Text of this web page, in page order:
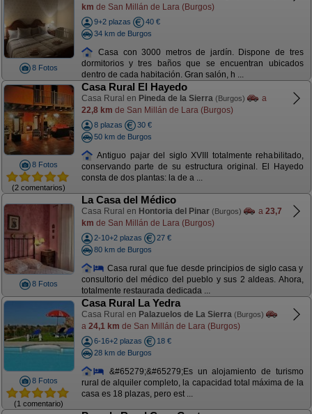
8 Fotos
km de San Millán de Lara (Burgos)
9+2 plazas
40 €
34 km de Burgos
Casa con 3000 metros de jardín. Dispone de tres
dormitorios y tres baños que se encuentran ubicados
dentro de cada habitación. Gran salón, h ...
8 Fotos
(2 comentarios)
Casa Rural El Hayedo
Casa Rural en Pineda de la Sierra (Burgos)
a
22,8 km de San Millán de Lara (Burgos)
8 plazas
30 €
50 km de Burgos
Antiguo pajar del siglo XVIII totalmente rehabilitado,
conservando parte de su estructura original. El Hayedo
consta de dos plantas: la de a ...
8 Fotos
La Casa del Médico
Casa Rural en Hontoria del Pinar (Burgos) a 23,7
km de San Millán de Lara (Burgos)
2-10+2 plazas
27 €
80 km de Burgos
Casa rural que fue desde principios de siglo casa y
consultorio del médico del pueblo y sus 2 aldeas. Ahora,
totalmente restaurada dedicada ...
8 Fotos
(1 comentario)
Casa Rural La Yedra
Casa Rural en Palazuelos de La Sierra (Burgos)
a 24,1 km de San Millán de Lara (Burgos)
6-16+2 plazas
18 €
28 km de Burgos
&#65279;&#65279;Es un alojamiento de turismo
rural de alquiler completo, la capacidad total máxima de la
casa es 18 plazas, pero est ...